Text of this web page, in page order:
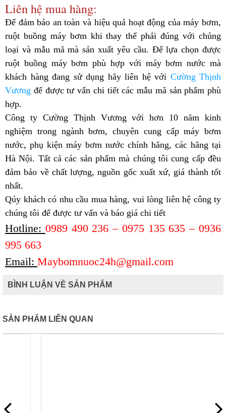
Liên hệ mua hàng:
Để đảm bảo an toàn và hiệu quả hoạt động của máy bơm,
ruột buồng máy bơm khi thay thế phải đúng với chủng
loại và mẫu mã mà sản xuất yêu cầu. Để lựa chọn được
ruột buồng máy bơm phù hợp với máy bơm nước mà
khách hàng đang sử dụng hãy liên hệ với Cường Thịnh
Vương để được tư vấn chi tiết các mẫu mã sản phẩm phù
hợp.​
Công ty Cường Thịnh Vương với hơn 10 năm kinh
nghiệm trong ngành bơm, chuyên cung cấp máy bơm
nước, phụ kiện máy bơm nước chính hãng, các hãng tại
Hà Nội. Tất cả các sản phẩm mà chúng tôi cung cấp đều
đảm bảo về chất lượng, nguồn gốc xuất xứ, giá thành tốt
nhất.
Qúy khách có nhu cầu mua hàng, vui lòng liên hệ công ty
chúng tôi để được tư vấn và báo giá chi tiết
Hotline: 0989 490 236 – 0975 135 635 – 0936
995 663
Email: Maybomnuoc24h@gmail.com
BÌNH LUẬN VỀ SẢN PHẨM
SẢN PHẨM LIÊN QUAN